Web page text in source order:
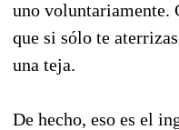
uno voluntariamente.
que si sólo te
una teja.
De hecho, eso es el